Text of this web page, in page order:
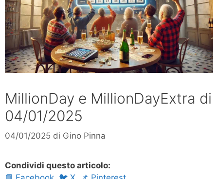
MillionDay e MillionDayExtra di
04/01/2025
04/01/2025 di Gino Pinna
Condividi questo articolo: